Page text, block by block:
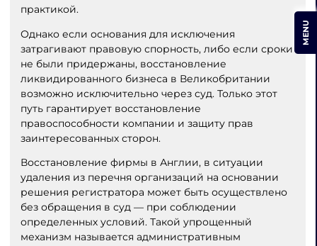
практикой.
Однако если основания для исключения
затрагивают правовую спорность, либо если сроки
не были придержаны, восстановление
ликвидированного бизнеса в Великобритании
возможно исключительно через суд. Только этот
путь гарантирует восстановление
правоспособности компании и защиту прав
заинтересованных сторон.
Восстановление фирмы в Англии, в ситуации
удаления из перечня организаций на основании
решения регистратора может быть осуществлено
без обращения в суд — при соблюдении
определенных условий. Такой упрощенный
механизм называется административным
MENU